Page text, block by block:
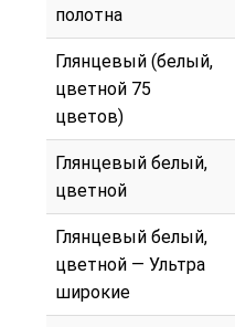
полотна
Глянцевый (белый,
цветной 75
цветов)
Глянцевый белый,
цветной
Глянцевый белый,
цветной — Ультра
широкие